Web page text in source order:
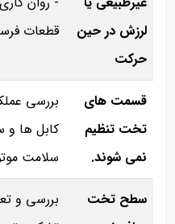
لرزش در حین
حرکت
قطعات
قسمت‌ های
تخت تنظیم
نمی‌ شوند.
بررسی
کابل‌ ها و
سلامت
سطح تخت
بررسی و